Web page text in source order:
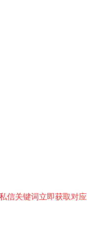
键词立即获取对应表